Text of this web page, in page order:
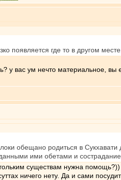
появляется где то в другом
у вас ум нечто материальное, вы
обещано родиться в Сукхавати
ими обетами и
существам нужна
ничего нету. Да и сами